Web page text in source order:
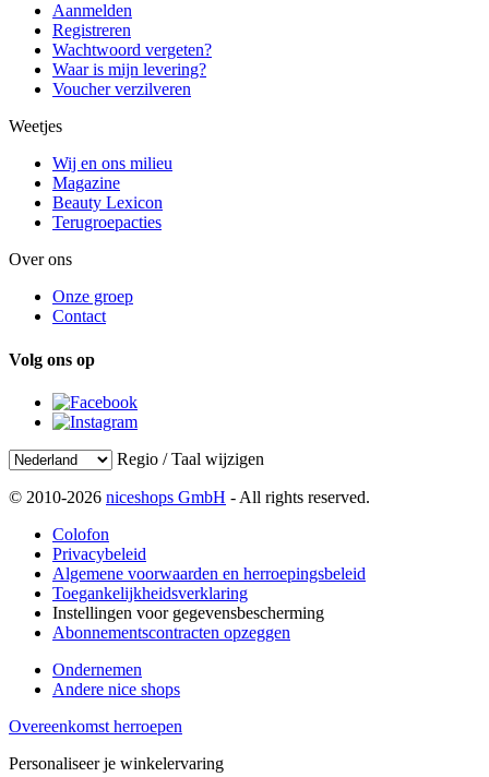
Aanmelden
Registreren
Wachtwoord vergeten?
Waar is mijn levering?
Voucher verzilveren
Weetjes
Wij en ons milieu
Magazine
Beauty Lexicon
Terugroepacties
Over ons
Onze groep
Contact
Volg ons op
Regio / Taal wijzigen
© 2010-2026 niceshops GmbH - All rights reserved.
Colofon
Privacybeleid
Algemene voorwaarden en herroepingsbeleid
Toegankelijkheidsverklaring
Instellingen voor gegevensbescherming
Abonnementscontracten opzeggen
Ondernemen
Andere nice shops
Overeenkomst herroepen
Personaliseer je winkelervaring